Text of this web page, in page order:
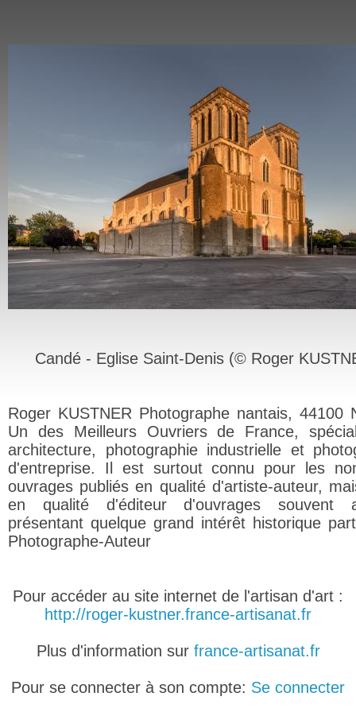
Candé - Eglise Saint-Denis (© Roger
Roger KUSTNER Photographe nantais, 44100
Un des Meilleurs Ouvriers de France,
architecture, photographie industrielle et
d'entreprise. Il est surtout connu pour les
ouvrages publiés en qualité d'artiste-auteur,
en qualité d'éditeur d'ouvrages souvent
présentant quelque grand intérêt historique
Photographe-Auteur
Pour accéder au site internet de l'artisan d'art :
http://roger-kustner.france-artisanat.fr
Plus d'information sur france-artisanat.fr
Pour se connecter à son compte: Se connecter